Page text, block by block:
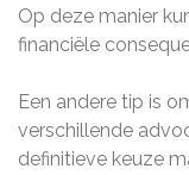
Op deze manier
financiële
Een andere tip is
verschillende
definitieve keuze